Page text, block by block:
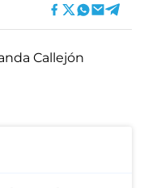
Callejón